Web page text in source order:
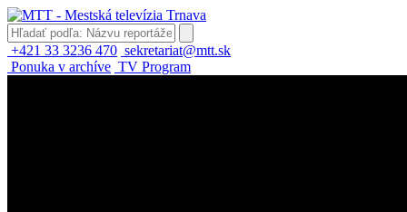
+421 33 3236 470 sekretariat@mtt.sk
Ponuka v archíve TV Program